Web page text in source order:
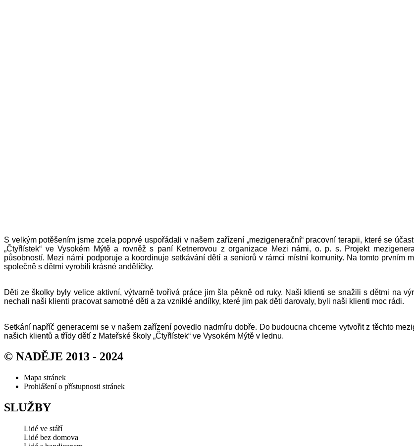
S velkým potěšením jsme zcela poprvé uspořádali v našem zařízení „mezigenerační“ pracovní terapii, které se
„Čtyřlístek“ ve Vysokém Mýtě a rovněž s paní Ketnerovou z organizace Mezi námi, o. p. s. Projekt
působností. Mezi námi podporuje a koordinuje setkávání dětí a seniorů v rámci místní komunity. Na tomto prvním
společně s dětmi vyrobili krásné andělíčky.
Děti ze školky byly velice aktivní, výtvarně tvořivá práce jim šla pěkně od ruky. Naši klienti se snažili s dětmi na
nechali naši klienti pracovat samotné děti a za vzniklé andílky, které jim pak děti darovaly, byli naši klienti moc rádi.
Setkání napříč generacemi se v našem zařízení povedlo nadmíru dobře. Do budoucna chceme vytvořit z těchto
našich klientů a třídy dětí z Mateřské školy „Čtyřlístek“ ve Vysokém Mýtě v lednu.
© NADĚJE 2013 - 2024
Mapa stránek
Prohlášení o přístupnosti stránek
SLUŽBY
Lidé ve stáří
Lidé bez domova